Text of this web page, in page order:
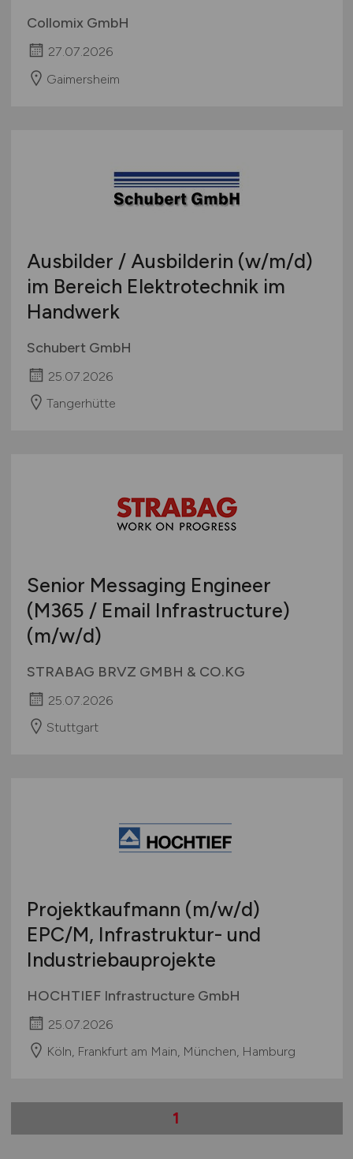
Collomix GmbH
27.07.2026
Gaimersheim
Ausbilder / Ausbilderin (w/m/d)
im Bereich Elektrotechnik im
Handwerk
Schubert GmbH
25.07.2026
Tangerhütte
Senior Messaging Engineer
(M365 / Email Infrastructure)
(m/w/d)
STRABAG BRVZ GMBH & CO.KG
25.07.2026
Stuttgart
Projektkaufmann (m/w/d)
EPC/M, Infrastruktur- und
Industriebauprojekte
HOCHTIEF Infrastructure GmbH
25.07.2026
Köln, Frankfurt am Main, München, Hamburg
1